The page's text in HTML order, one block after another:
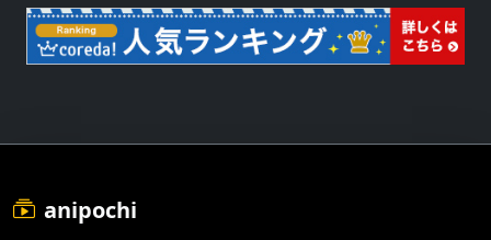
anipochi